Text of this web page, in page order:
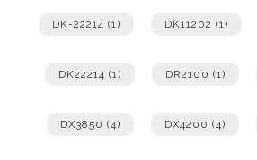
DK-22214 (1) DK11202 (1)
DK22214 (1) DR2100 (1)
DX3850 (4) DX4200 (4)